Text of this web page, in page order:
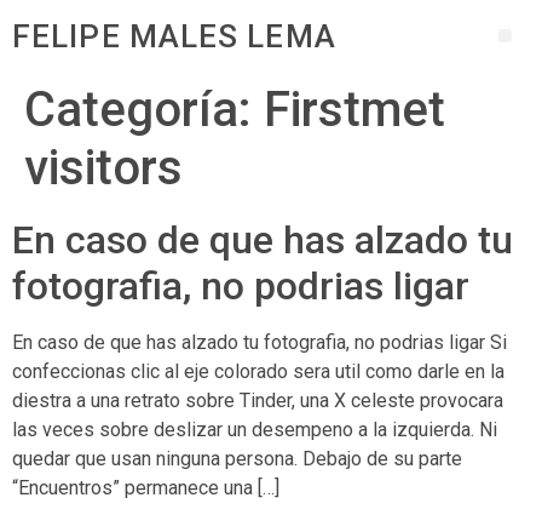
FELIPE MALES LEMA
Categoría: Firstmet
visitors
En caso de que has alzado tu
fotografia, no podrias ligar
En caso de que has alzado tu fotografia, no podrias ligar Si
confeccionas clic al eje colorado sera util como darle en la
diestra a una retrato sobre Tinder, una X celeste provocara
las veces sobre deslizar un desempeno a la izquierda. Ni
quedar que usan ninguna persona. Debajo de su parte
“Encuentros” permanece una […]